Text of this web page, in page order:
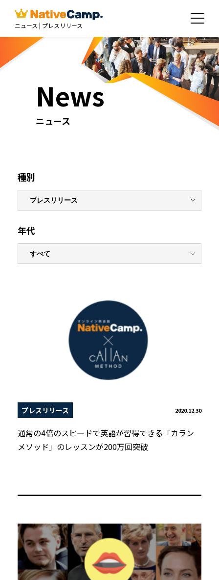
ニュース | プレスリリース
News
ニュース
種別
年代
プレスリリース 2020.12.30
通常の4倍のスピードで英語が習得できる「カラン
メソッド」のレッスンが200万回突破